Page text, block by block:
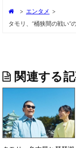
> エンタメ >
タモリ、“桶狭間の戦い”
関連する